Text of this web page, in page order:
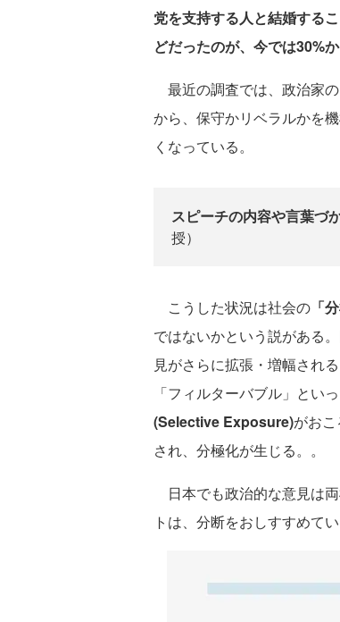
党を支持する人と結婚する
どだったのが、今では30%
最近の調査では、政治家
から、保守かリベラルかを
くなっている。
スピーチの内容や言葉づ
授）
こうした状況は社会の 「
ではないかという説がある
見がさらに拡張・増幅され
「フィルターバブル」とい
(Selective Exposure)がお
され、分極化が生じる。。
日本でも政治的な意見は
トは、分断をおしすすめて